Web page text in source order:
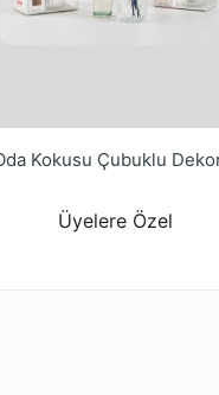
Üyelere Özel